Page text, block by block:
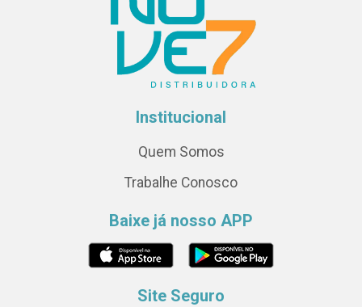
Institucional
Quem Somos
Trabalhe Conosco
Baixe já nosso APP
Site Seguro